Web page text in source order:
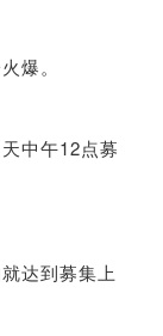
爆。
中午12点募
达到募集上